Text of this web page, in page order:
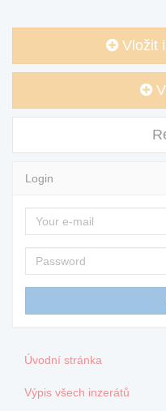
Vložit
Login
Úvodní stránka
Výpis všech inzerátů